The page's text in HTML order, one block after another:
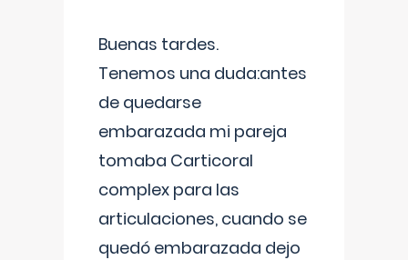
Buenas tardes.
Tenemos una duda:antes
de quedarse
embarazada mi pareja
tomaba Carticoral
complex para las
articulaciones, cuando se
quedó embarazada dejo